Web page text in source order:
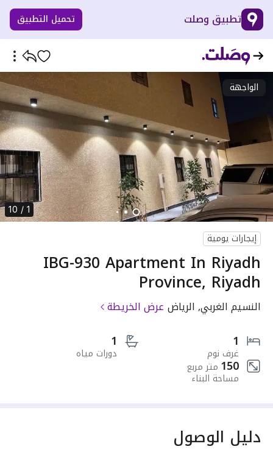
تطبيق وصلت تحميل التطبيق
الواجهة
1 / 10
إيجارات يومية
IBG-930 Apartment In Riyadh
Province, Riyadh
النسيم الغربي, الرياض عرض الخريطة
1
غرف نوم
1
دورات مياه
150 متر مربع
مساحة البناء
دليل الوصول